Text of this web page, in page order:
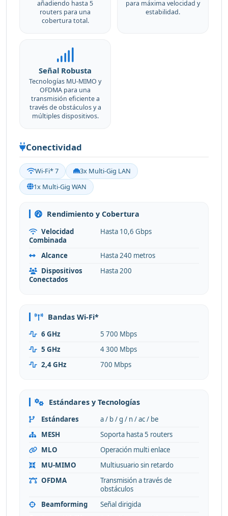
añadiendo hasta 5
routers para una
cobertura total.
para máxima velocidad y
estabilidad.
Señal Robusta
Tecnologías MU-MIMO y
OFDMA para una
transmisión eficiente a
través de obstáculos y a
múltiples dispositivos.
Conectividad
Wi-Fi* 7
3x Multi-Gig LAN
1x Multi-Gig WAN
Rendimiento y Cobertura
Velocidad
Combinada
Hasta 10,6 Gbps
Alcance
Hasta 240 metros
Dispositivos
Conectados
Hasta 200
Bandas Wi-Fi*
6 GHz
5 700 Mbps
5 GHz
4 300 Mbps
2,4 GHz
700 Mbps
Estándares y Tecnologías
Estándares
a / b / g / n / ac / be
MESH
Soporta hasta 5 routers
MLO
Operación multi enlace
MU-MIMO
Multiusuario sin retardo
OFDMA
Transmisión a través de
obstáculos
Beamforming
Señal dirigida